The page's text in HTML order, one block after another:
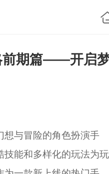
前期篇——开启
想与冒险的角色扮演手
技能和多样化的玩法为玩